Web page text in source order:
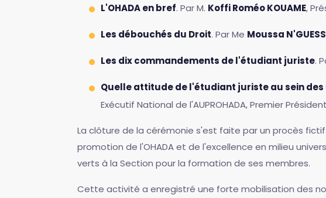
L'OHADA en bref. Par M. Koffi Roméo KOUAME,
Les débouchés du Droit. Par Me Moussa
Les dix commandements de l'étudiant juriste.
Quelle attitude de l'étudiant juriste au sein des
Exécutif National de l'AUPROHADA, Premier
La clôture de la cérémonie s'est faite par un procès
promotion de l'OHADA et de l'excellence en milieu
verts à la Section pour la formation de ses membres.
Cette activité a enregistré une forte mobilisation des